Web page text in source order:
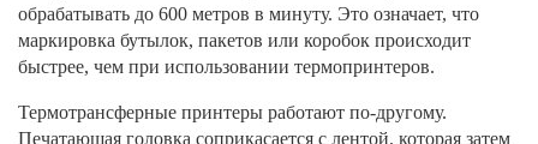
обрабатывать до 600 метров в минуту. Это означает, что
маркировка бутылок, пакетов или коробок происходит
быстрее, чем при использовании термопринтеров.
Термотрансферные принтеры работают по-другому.
Печатающая головка соприкасается с лентой, которая затем